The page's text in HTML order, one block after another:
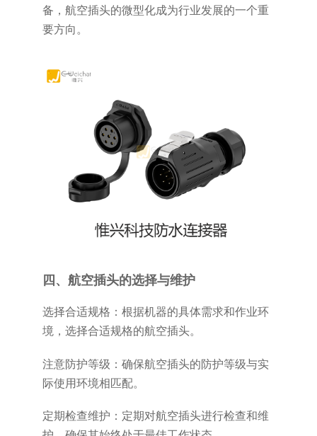
备，航空插头的微型化成为行业发展的一个重
要方向。
四、航空插头的选择与维护
选择合适规格：根据机器的具体需求和作业环
境，选择合适规格的航空插头。
注意防护等级：确保航空插头的防护等级与实
际使用环境相匹配。
定期检查维护：定期对航空插头进行检查和维